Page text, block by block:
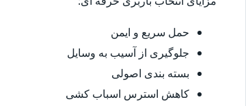
حمل سریع و ایمن
جلوگیری از آسیب به وسایل
بسته بندی اصولی
کاهش استرس اسباب کشی